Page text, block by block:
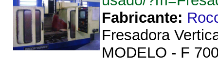
Fabricante:
Fresadora
MODELO - F